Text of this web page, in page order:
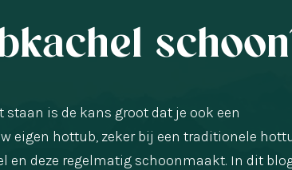
is de kans groot dat je ook een
eigen hottub, zeker bij een traditionele
en deze regelmatig schoonmaakt. In dit